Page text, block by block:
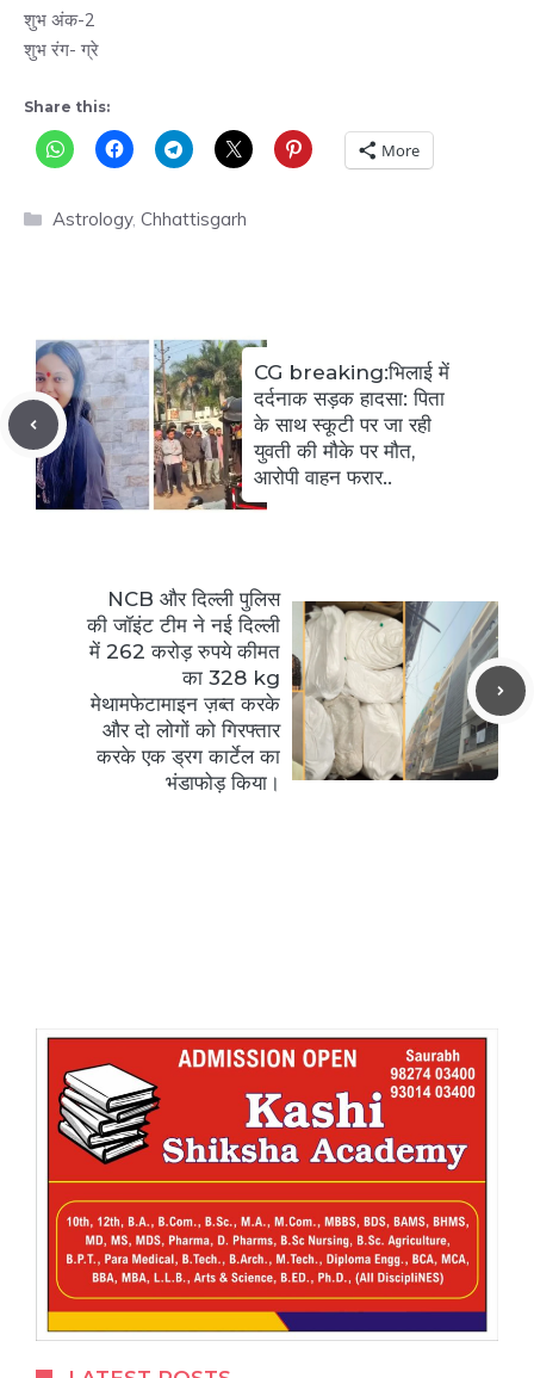
शुभ अंक-2
शुभ रंग- ग्रे
Share this:
More
Categories
Astrology, Chhattisgarh
CG breaking:भिलाई में
दर्दनाक सड़क हादसा: पिता
के साथ स्कूटी पर जा रही
युवती की मौके पर मौत,
आरोपी वाहन फरार..
NCB और दिल्ली पुलिस
की जॉइंट टीम ने नई दिल्ली
में 262 करोड़ रुपये कीमत
का 328 kg
मेथामफेटामाइन ज़ब्त करके
और दो लोगों को गिरफ्तार
करके एक ड्रग कार्टेल का
भंडाफोड़ किया।